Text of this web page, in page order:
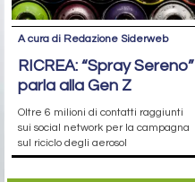
A cura di Redazione Siderweb
RICREA: “Spray Sereno”
parla alla Gen Z
Oltre 6 milioni di contatti raggiunti
sui social network per la campagna
sul riciclo degli aerosol